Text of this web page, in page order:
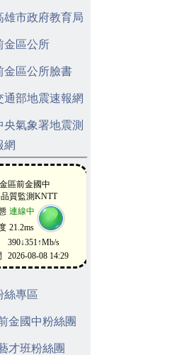
雄市政府教育局
金區公所
金區公所臉書
通部地震速報網
央氣象署地震測
網
絲專區
金國中粉絲團
才班粉絲團